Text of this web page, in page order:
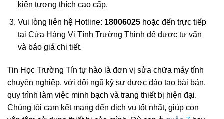
kiện tương thích cao cấp.
Vui lòng liên hệ Hotline: 18006025hoặc đến trực tiếp
tại Cửa Hàng Vi Tính Trường Thịnh để được tư vấn
và báo giá chi tiết.
Tin Học Trường Tín tự hào là đơn vị sửa chữa máy tính
chuyên nghiệp, với đội ngũ kỹ sư được đào tạo bài bản,
quy trình làm việc minh bạch và trang thiết bị hiện đại.
Chúng tôi cam kết mang đến dịch vụ tốt nhất, giúp con